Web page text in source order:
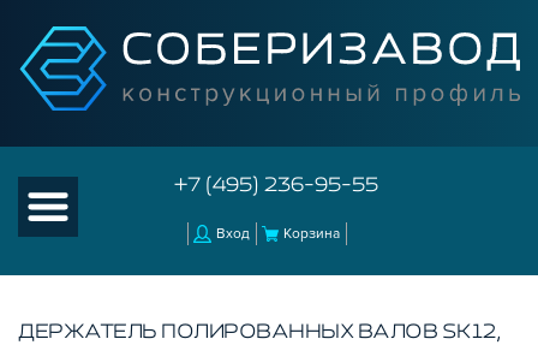
+7 (495) 236-95-55
Вход Корзина
ДЕРЖАТЕЛЬ ПОЛИРОВАННЫХ ВАЛОВ SK12,